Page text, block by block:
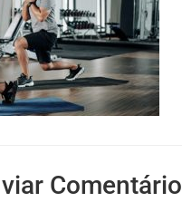
Comentário